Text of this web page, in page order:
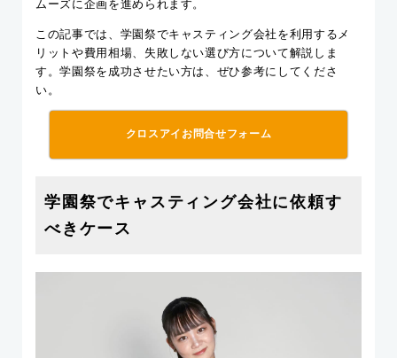
ムーズに企画を進められます。
この記事では、学園祭でキャスティング会社を利用するメ
リットや費用相場、失敗しない選び方について解説しま
す。学園祭を成功させたい方は、ぜひ参考にしてくださ
い。
クロスアイお問合せフォーム
学園祭でキャスティング会社に依頼す
べきケース